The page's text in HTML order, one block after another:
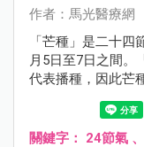
作者：馬光醫療網
「芒種」是二十
月5日至7日之間。
代表播種，因此芒
階段的重要節氣。
關鍵字： 24節氣 、